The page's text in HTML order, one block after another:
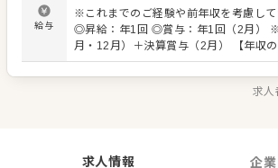
◎店全体の文化をつくるファシリテー
望を価値に変えるカスタマーサクセス
で“ロープライスのユートピア”体験を演
境で勝負したい」 「本部の方針に縛ら
成長したい」という方との出会いを待
・店舗づくりや売り場のサポート ・販
給与
※これまでのご経験や前年収を考慮して
◎昇給：年1回 ◎賞与：年1回（2月）
月・12月）＋決算賞与（2月） 【年収の目安】 チーフ：平
均630万円 ※チーフ以上：700万円以上
※試用期間3ヶ月あり（期間中、条件変
業代35時間分61,000円～80,300円を求人
求人情報 企